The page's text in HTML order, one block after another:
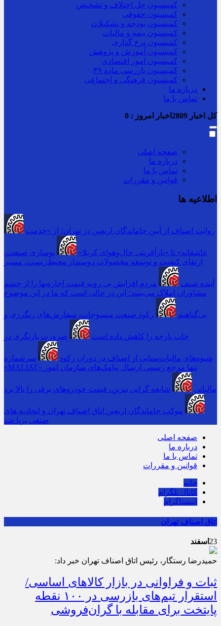
کمیسیون حل اختلاف و تشخیص
کمیسیون حقوقی
کمیسیون بودجه و تشکیلات
کمیسیون بیمه و مالیات
کمیسیون نرخ گذاری
کمیسیون آموزش و پژوهش
کمیسیون امور اقتصادی
کمیسیون بازرسی ماده ۳۹
کمیسیون فرهنگی و اجتماعی
درباره ما
تماس با ما
کل اخبار اخبار امروز : 0
صفحه اصلی
درباره ما
تماس با ما
قوانین و مقررات
اطلاعیه ها
روایت اصناف از آیین جاماندگان اربعین در تهران؛ از «خدمت
عاشقانه» تا «بازآفرینی حال‌وهوای کربلا»
نوسازی صنعت،
ارتقای کیفیت و توسعه محصولات دوستدار محیط‌زیست، مسیر
آینده صنف
مردم افزایش بی رویه قیمت اجاره‌بها را از چشم
مشاوران املاک می‌بینند؛ این در حالی است که ما در این موضوع
بی‌گناهیم رکود صنعت منسوجات، سفارش‌های رنگرزی و
چاپ پارچه را کاهش داده است ضرورت بازنگری در
شیوه‌های مالیات‌ستانی از اصناف در دوران رکود
سرشماره
«MALIAT» تنها مرجع رسمی ارسال پیامک‌های سازمان امور
مالیاتی شایعه گرانی بنزین، قیمت خودروهای برقی را بالا برد
موکب جاماندگان اربعین اتاق اصناف تهران و اتحادیه های
صنفی برپا شد
صفحه اصلی
درباره ما
تماس با ما
قوانین و مقررات
خانه
کانال تلگرام
اینستاگرام
اتاق اصناف تهران
23 اسفند
حمیدرضا رستگار، رئیس اتاق اصناف تهران خبر داد:
ثبات و فراوانی در بازار كالاهای اساسی/
استقرار تیم‌های بازرسی در ۱۰۰ نقطه
پایتخت برای مقابله با گران‌فروشی